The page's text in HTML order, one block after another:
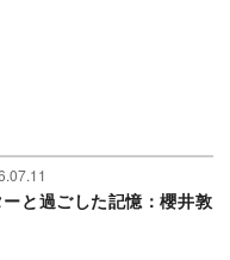
ーと過ごした記憶：櫻井敦